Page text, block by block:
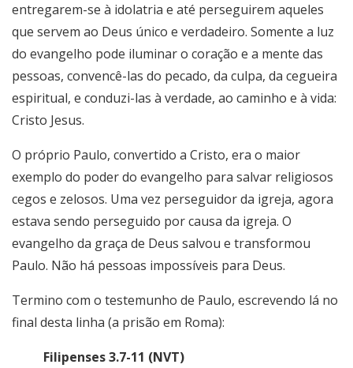
entregarem-se à idolatria e até perseguirem aqueles
que servem ao Deus único e verdadeiro. Somente a luz
do evangelho pode iluminar o coração e a mente das
pessoas, convencê-las do pecado, da culpa, da cegueira
espiritual, e conduzi-las à verdade, ao caminho e à vida:
Cristo Jesus.
O próprio Paulo, convertido a Cristo, era o maior
exemplo do poder do evangelho para salvar religiosos
cegos e zelosos. Uma vez perseguidor da igreja, agora
estava sendo perseguido por causa da igreja. O
evangelho da graça de Deus salvou e transformou
Paulo. Não há pessoas impossíveis para Deus.
Termino com o testemunho de Paulo, escrevendo lá no
final desta linha (a prisão em Roma):
Filipenses 3.7-11 (NVT)